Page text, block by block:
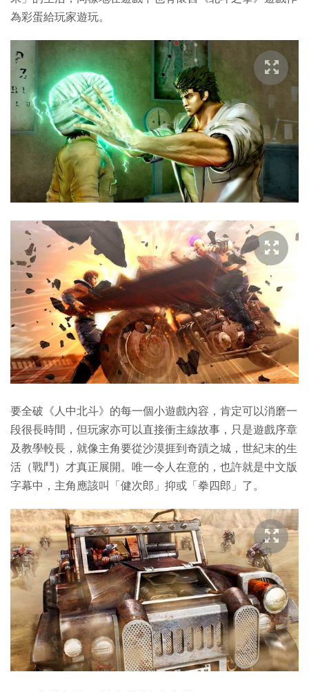
為彩蛋給玩家遊玩。
要全破《人中北斗》的每一個小遊戲內容，肯定可以消磨一
段很長時間，但玩家亦可以直接衝主線故事，只是遊戲序章
及教學較長，就像主角要從沙漠捱到奇蹟之城，世紀末的生
活（戰鬥）才真正展開。唯一令人在意的，也許就是中文版
字幕中，主角應該叫「健次郎」抑或「拳四郎」了。